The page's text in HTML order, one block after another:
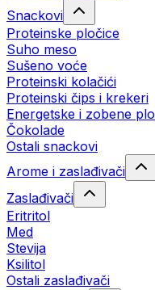
Snackovi
Proteinske pločice
Suho meso
Sušeno voće
Proteinski kolačići
Proteinski čips i krekeri
Energetske i zobene
Čokolade
Ostali snackovi
Arome i zaslađivači
Zaslađivači
Eritritol
Med
Stevija
Ksilitol
Ostali zaslađivači